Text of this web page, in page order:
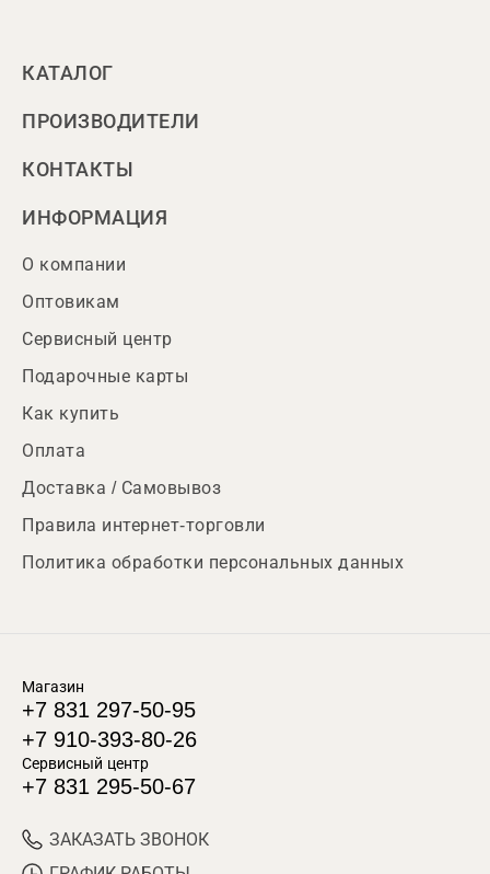
КАТАЛОГ
ПРОИЗВОДИТЕЛИ
КОНТАКТЫ
ИНФОРМАЦИЯ
О компании
Оптовикам
Сервисный центр
Подарочные карты
Как купить
Оплата
Доставка / Самовывоз
Правила интернет-торговли
Политика обработки персональных данных
Магазин
+7 831 297-50-95
+7 910-393-80-26
Сервисный центр
+7 831 295-50-67
ЗАКАЗАТЬ ЗВОНОК